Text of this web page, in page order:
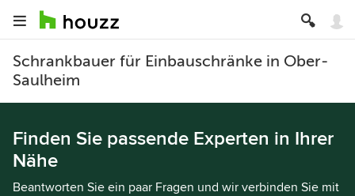
Schrankbauer für Einbauschränke in Ober-
Saulheim
Finden Sie passende Experten in Ihrer
Nähe
Beantworten Sie ein paar Fragen und wir verbinden Sie mit